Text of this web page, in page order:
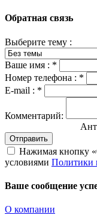
Обратная связь
Выберите тему :
Ваше имя : *
Номер телефона : *
E-mail : *
Комментарий:
Отправить
Нажимая кнопку
условиями Политики
Ваше сообщение
О компании